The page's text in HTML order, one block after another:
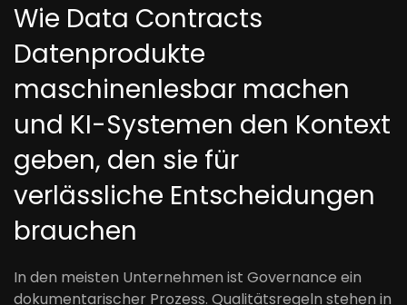
Wie Data Contracts
Datenprodukte
maschinenlesbar machen
und KI-Systemen den Kontext
geben, den sie für
verlässliche Entscheidungen
brauchen
In den meisten Unternehmen ist Governance ein
dokumentarischer Prozess. Qualitätsregeln stehen in